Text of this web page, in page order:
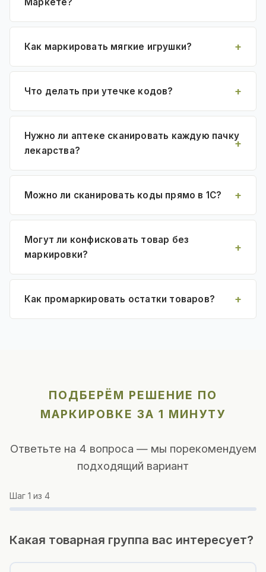
Как маркировать мягкие игрушки?
Что делать при утечке кодов?
Нужно ли аптеке сканировать каждую пачку
лекарства?
Можно ли сканировать коды прямо в 1С?
Могут ли конфисковать товар без
маркировки?
Как промаркировать остатки товаров?
ПОДБЕРЁМ РЕШЕНИЕ ПО
МАРКИРОВКЕ ЗА 1 МИНУТУ
Ответьте на 4 вопроса — мы порекомендуем
подходящий вариант
Шаг 1 из 4
Какая товарная группа вас интересует?